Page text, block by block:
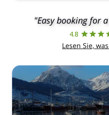
"Easy booking for
4.8
Lesen Sie,